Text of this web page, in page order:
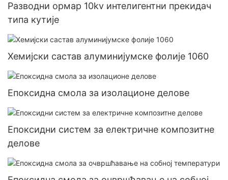
Разводни ормар 10kv интелигентни прекидач
типа кутије
Хемијски састав алуминијумске фолије 1060
Епоксидна смола за изолационе делове
Епоксидни систем за електричне композитне
делове